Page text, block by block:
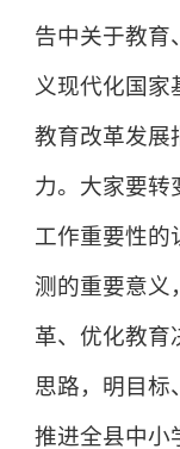
告中关于教育
义现代化国家
教育改革发展
力。大家要转
工作重要性的
测的重要意义
革、优化教育
思路，明目标
推进全县中小